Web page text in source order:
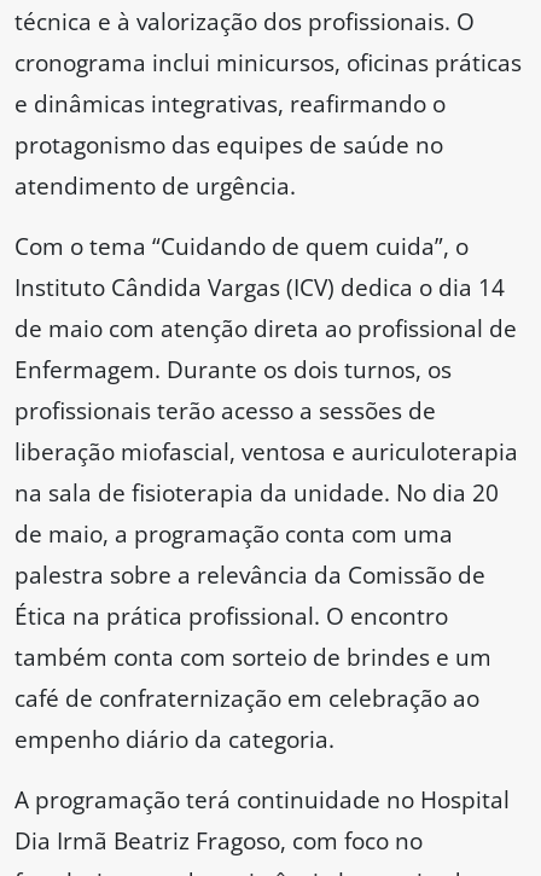
técnica e à valorização dos profissionais. O
cronograma inclui minicursos, oficinas práticas
e dinâmicas integrativas, reafirmando o
protagonismo das equipes de saúde no
atendimento de urgência.
Com o tema “Cuidando de quem cuida”, o
Instituto Cândida Vargas (ICV) dedica o dia 14
de maio com atenção direta ao profissional de
Enfermagem. Durante os dois turnos, os
profissionais terão acesso a sessões de
liberação miofascial, ventosa e auriculoterapia
na sala de fisioterapia da unidade. No dia 20
de maio, a programação conta com uma
palestra sobre a relevância da Comissão de
Ética na prática profissional. O encontro
também conta com sorteio de brindes e um
café de confraternização em celebração ao
empenho diário da categoria.
A programação terá continuidade no Hospital
Dia Irmã Beatriz Fragoso, com foco no